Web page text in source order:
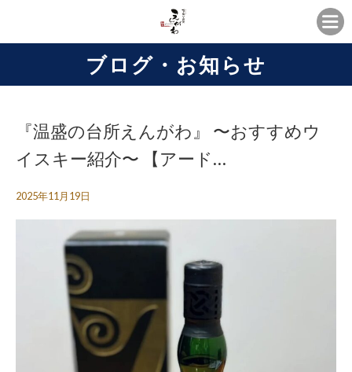
ブログ・お知らせ
『温盛の台所えんがわ』 〜おすすめウ
イスキー紹介〜 【アード…
2025年11月19日